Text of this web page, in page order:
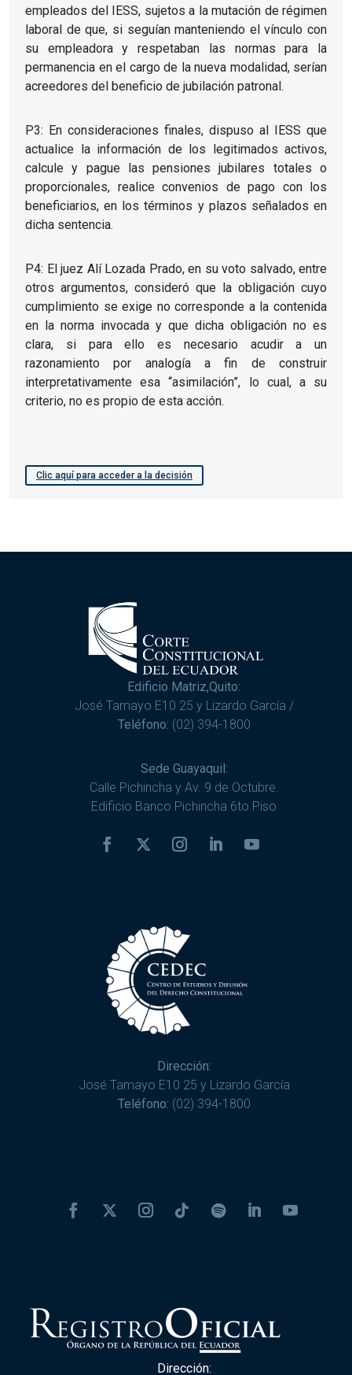
empleados del IESS, sujetos a la mutación de régimen
laboral de que, si seguían manteniendo el vínculo con
su empleadora y respetaban las normas para la
permanencia en el cargo de la nueva modalidad, serían
acreedores del beneficio de jubilación patronal.
P3: En consideraciones finales, dispuso al IESS que
actualice la información de los legitimados activos,
calcule y pague las pensiones jubilares totales o
proporcionales, realice convenios de pago con los
beneficiarios, en los términos y plazos señalados en
dicha sentencia.
P4: El juez Alí Lozada Prado, en su voto salvado, entre
otros argumentos, consideró que la obligación cuyo
cumplimiento se exige no corresponde a la contenida
en la norma invocada y que dicha obligación no es
clara, si para ello es necesario acudir a un
razonamiento por analogía a fin de construir
interpretativamente esa “asimilación”, lo cual, a su
criterio, no es propio de esta acción.
Clic aquí para acceder a la decisión
Edificio Matriz,Quito:
José Tamayo E10 25 y Lizardo García /
Teléfono: (02) 394-1800
Sede Guayaquil:
Calle Pichincha y Av. 9 de Octubre.
Edificio Banco Pichincha 6to Piso
Dirección:
José Tamayo E10 25 y Lizardo García
Teléfono: (02) 394-1800
Dirección: